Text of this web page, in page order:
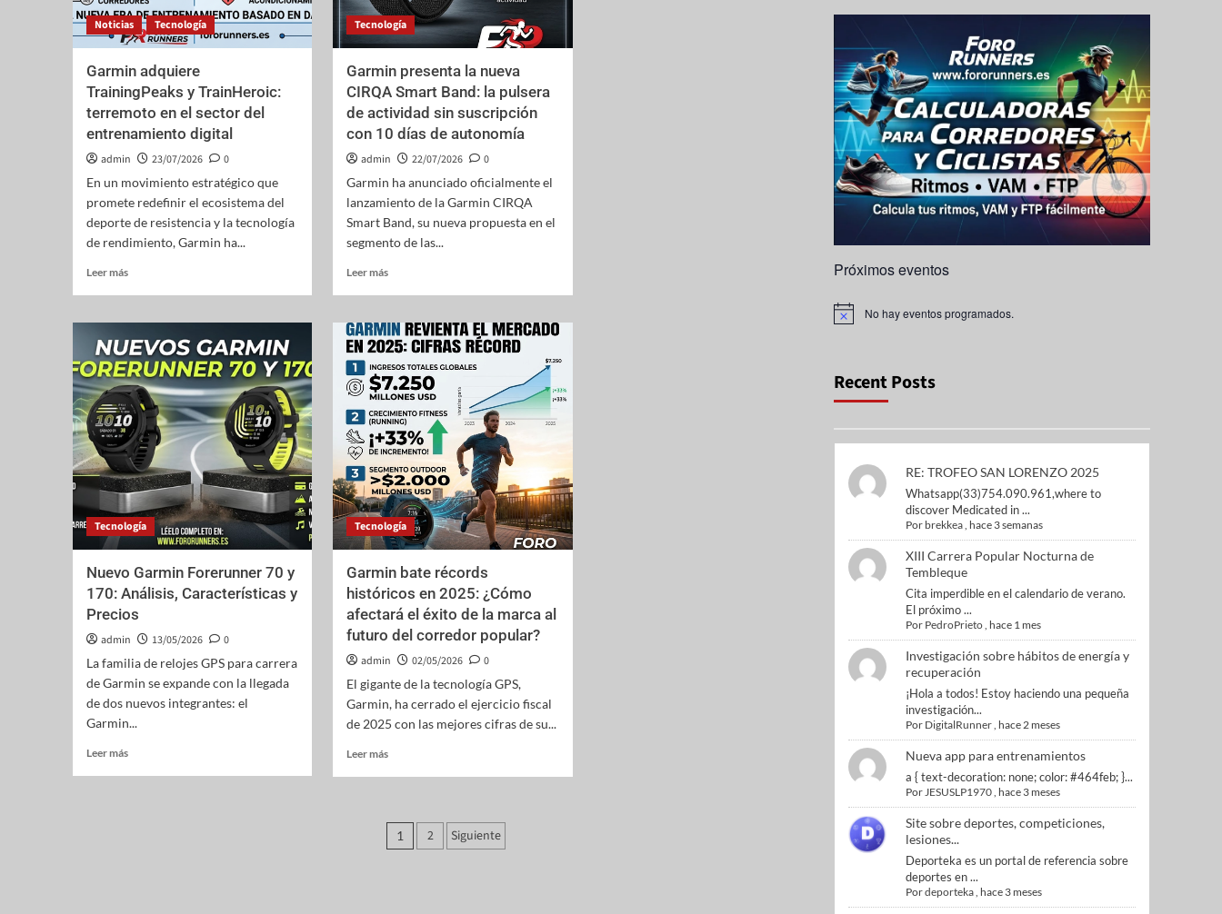
Noticias Tecnología
Garmin adquiere
TrainingPeaks y TrainHeroic:
terremoto en el sector del
entrenamiento digital
admin 23/07/2026
0
En un movimiento estratégico que
promete redefinir el ecosistema del
deporte de resistencia y la tecnología
de rendimiento, Garmin ha...
Leer más
Tecnología
Garmin presenta la nueva
CIRQA Smart Band: la pulsera
de actividad sin suscripción
con 10 días de autonomía
admin 22/07/2026
0
Garmin ha anunciado oficialmente el
lanzamiento de la Garmin CIRQA
Smart Band, su nueva propuesta en el
segmento de las...
Leer más
Tecnología
Nuevo Garmin Forerunner 70 y
170: Análisis, Características y
Precios
admin 13/05/2026
0
La familia de relojes GPS para carrera
de Garmin se expande con la llegada
de dos nuevos integrantes: el
Garmin...
Leer más
Tecnología
Garmin bate récords
históricos en 2025: ¿Cómo
afectará el éxito de la marca al
futuro del corredor popular?
admin 02/05/2026
0
El gigante de la tecnología GPS,
Garmin, ha cerrado el ejercicio fiscal
de 2025 con las mejores cifras de su...
Leer más
1 2 Siguiente
k
a
ps
e
C
h
a
n
n
el
Próximos eventos
o
No hay eventos programados.
Recent Posts
RE: TROFEO SAN LORENZO 2025
Whatsapp(33)754.090.961,where to
discover Medicated in ...
Por brekkea, hace 3 semanas
XIII Carrera Popular Nocturna de
Tembleque
Cita imperdible en el calendario de verano.
El próximo ...
Por PedroPrieto, hace 1 mes
Investigación sobre hábitos de energía y
recuperación
¡Hola a todos! Estoy haciendo una pequeña
investigación...
Por DigitalRunner, hace 2 meses
Nueva app para entrenamientos
a { text-decoration: none; color: #464feb; }...
PorJESUSLP1970, hace 3 meses
Site sobre deportes, competiciones,
lesiones...
Deporteka es un portal de referencia sobre
deportes en ...
Pordeporteka, hace 3 meses